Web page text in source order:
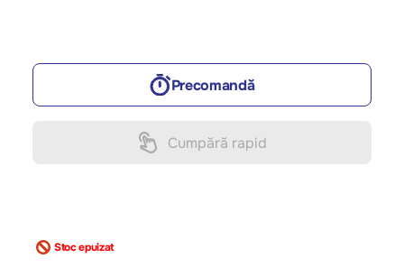
Precomandă
Cumpără rapid
Stoc epuizat